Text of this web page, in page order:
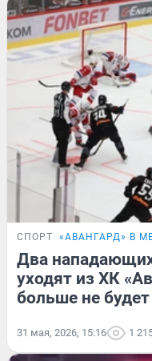
СПОРТ «АВАНГАРД» В
Два
уходят из ХК
больше не
31 мая, 2026, 15:16 1